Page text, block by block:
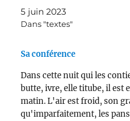
5 juin 2023
Dans "textes"
Sa conférence
Dans cette nuit qui les
butte, ivre, elle titube, il est
matin. L'air est froid, son
qu'imparfaitement, les